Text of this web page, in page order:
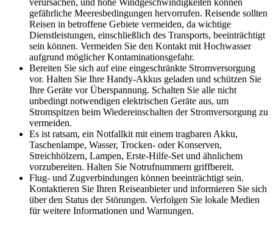
gefährliche Meeresbedingungen hervorrufen. Reisende sollten
Reisen in betroffene Gebiete vermeiden, da wichtige
Dienstleistungen, einschließlich des Transports, beeinträchtigt
sein können. Vermeiden Sie den Kontakt mit Hochwasser
aufgrund möglicher Kontaminationsgefahr.
Bereiten Sie sich auf eine eingeschränkte Stromversorgung
vor. Halten Sie Ihre Handy-Akkus geladen und schützen Sie
Ihre Geräte vor Überspannung. Schalten Sie alle nicht
unbedingt notwendigen elektrischen Geräte aus, um
Stromspitzen beim Wiedereinschalten der Stromversorgung zu
vermeiden.
Es ist ratsam, ein Notfallkit mit einem tragbaren Akku,
Taschenlampe, Wasser, Trocken- oder Konserven,
Streichhölzern, Lampen, Erste-Hilfe-Set und ähnlichem
vorzubereiten. Halten Sie Notrufnummern griffbereit.
Flug- und Zugverbindungen können beeinträchtigt sein.
Kontaktieren Sie Ihren Reiseanbieter und informieren Sie sich
über den Status der Störungen. Verfolgen Sie lokale Medien
für weitere Informationen und Warnungen.